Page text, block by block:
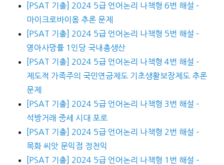
[PSAT 기출] 2024 5급 언어논리 나책형 6번 해설 –
마이크로바이옴 추론 문제
[PSAT 기출] 2024 5급 언어논리 나책형 5번 해설 –
영아사망률 1인당 국내총생산
[PSAT 기출] 2024 5급 언어논리 나책형 4번 해설 –
제도적 가족주의 국민연금제도 기초생활보장제도 추론
문제
[PSAT 기출] 2024 5급 언어논리 나책형 3번 해설 –
석방거래 중세 시대 포로
[PSAT 기출] 2024 5급 언어논리 나책형 2번 해설 –
목화 씨앗 문익점 정천익
[PSAT 기출] 2024 5급 언어논리 나책형 1번 해설 –